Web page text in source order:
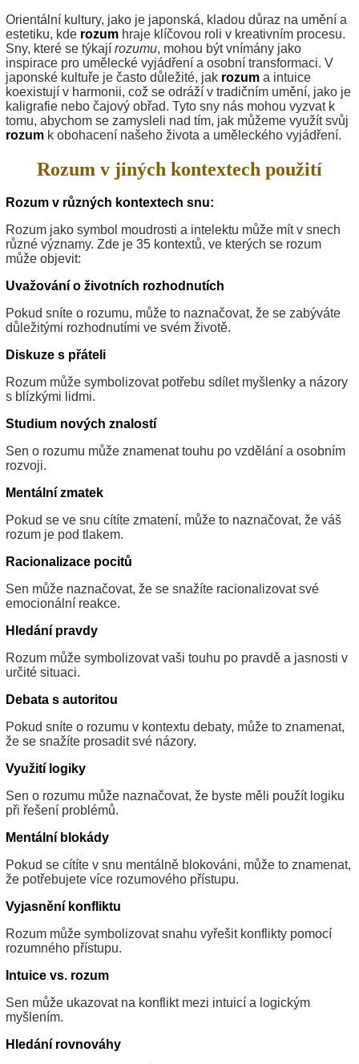
Orientální kultury, jako je japonská, kladou důraz na umění a
estetiku, kde rozum hraje klíčovou roli v kreativním procesu.
Sny, které se týkají rozumu, mohou být vnímány jako
inspirace pro umělecké vyjádření a osobní transformaci. V
japonské kultuře je často důležité, jak rozum a intuice
koexistují v harmonii, což se odráží v tradičním umění, jako je
kaligrafie nebo čajový obřad. Tyto sny nás mohou vyzvat k
tomu, abychom se zamysleli nad tím, jak můžeme využít svůj
rozum k obohacení našeho života a uměleckého vyjádření.
Rozum v jiných kontextech použití
Rozum v různých kontextech snu:
Rozum jako symbol moudrosti a intelektu může mít v snech
různé významy. Zde je 35 kontextů, ve kterých se rozum
může objevit:
Uvažování o životních rozhodnutích
Pokud sníte o rozumu, může to naznačovat, že se zabýváte
důležitými rozhodnutími ve svém životě.
Diskuze s přáteli
Rozum může symbolizovat potřebu sdílet myšlenky a názory
s blízkými lidmi.
Studium nových znalostí
Sen o rozumu může znamenat touhu po vzdělání a osobním
rozvoji.
Mentální zmatek
Pokud se ve snu cítíte zmatení, může to naznačovat, že váš
rozum je pod tlakem.
Racionalizace pocitů
Sen může naznačovat, že se snažíte racionalizovat své
emocionální reakce.
Hledání pravdy
Rozum může symbolizovat vaši touhu po pravdě a jasnosti v
určité situaci.
Debata s autoritou
Pokud sníte o rozumu v kontextu debaty, může to znamenat,
že se snažíte prosadit své názory.
Využití logiky
Sen o rozumu může naznačovat, že byste měli použít logiku
při řešení problémů.
Mentální blokády
Pokud se cítíte v snu mentálně blokováni, může to znamenat,
že potřebujete více rozumového přístupu.
Vyjasnění konfliktu
Rozum může symbolizovat snahu vyřešit konflikty pomocí
rozumného přístupu.
Intuice vs. rozum
Sen může ukazovat na konflikt mezi intuicí a logickým
myšlením.
Hledání rovnováhy